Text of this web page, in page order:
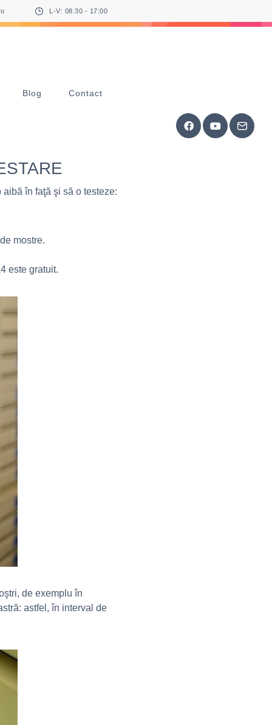
L-V: 08:30 - 17:00
Blog Contact
în faţă şi să o testeze:
mostre.
este gratuit.
de exemplu în
astfel, în interval de